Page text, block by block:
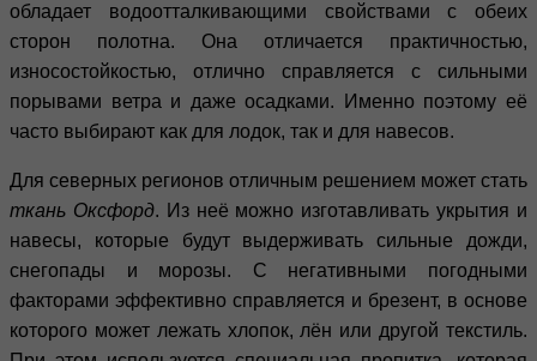
обладает водоотталкивающими свойствами с обеих
сторон полотна. Она отличается практичностью,
износостойкостью, отлично справляется с сильными
порывами ветра и даже осадками. Именно поэтому её
часто выбирают как для лодок, так и для навесов.
Для северных регионов отличным решением может стать
ткань Оксфорд. Из неё можно изготавливать укрытия и
навесы, которые будут выдерживать сильные дожди,
снегопады и морозы. С негативными погодными
факторами эффективно справляется и брезент, в основе
которого может лежать хлопок, лён или другой текстиль.